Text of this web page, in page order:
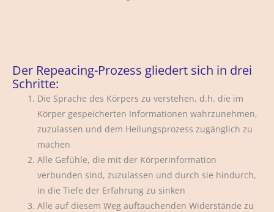
Der Repeacing-Prozess gliedert sich in drei
Schritte:
Die Sprache des Körpers zu verstehen, d.h. die im
Körper gespeicherten Informationen wahrzunehmen,
zuzulassen und dem Heilungsprozess zugänglich zu
machen
Alle Gefühle, die mit der Körperinformation
verbunden sind, zuzulassen und durch sie hindurch,
in die Tiefe der Erfahrung zu sinken
Alle auf diesem Weg auftauchenden Widerstände zu